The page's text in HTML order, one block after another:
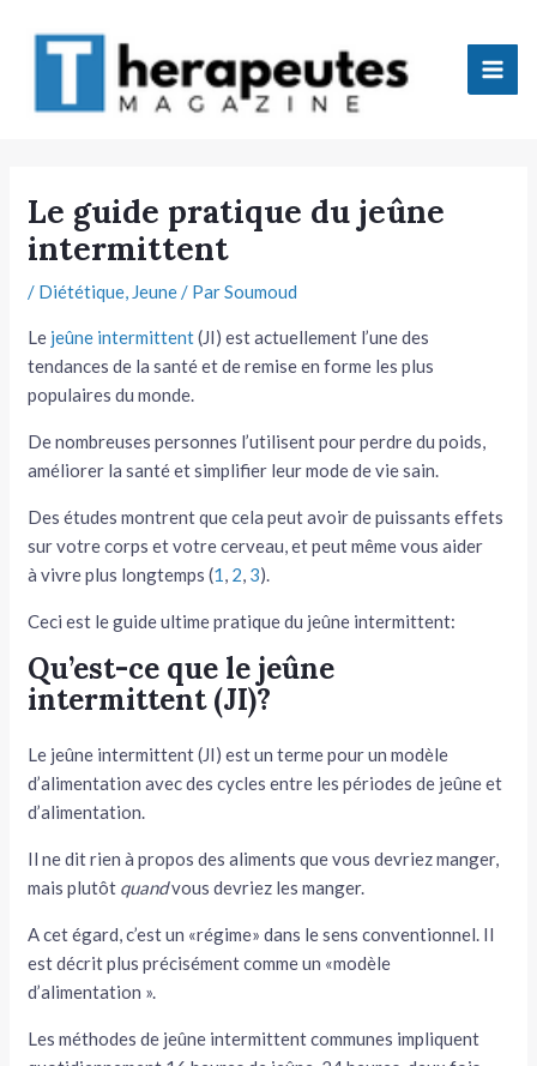
Le guide pratique du jeûne
intermittent
/ Diététique, Jeune/ ParSoumoud
Le jeûne intermittent(JI) est actuellement l’une des
tendances de la santé et de remise en forme les plus
populaires du monde.
De nombreuses personnes l’utilisent pour perdre du poids,
améliorer la santé et simplifier leur mode de vie sain.
Des études montrent que cela peut avoir de puissants effets
sur votre corps et votre cerveau, et peut même vous aider
à vivre plus longtemps (1, 2, 3).
Ceci est le guide ultime pratique du jeûne intermittent:
Qu’est-ce que le jeûne
intermittent (JI)?
Le jeûne intermittent (JI) est un terme pour un modèle
d’alimentation avec des cycles entre les périodes de jeûne et
d’alimentation.
Il ne dit rien à propos des aliments que vous devriez manger,
mais plutôt quandvous devriez les manger.
A cet égard, c’est un «régime» dans le sens conventionnel. Il
est décrit plus précisément comme un «modèle
d’alimentation ».
Les méthodes de jeûne intermittent communes impliquent